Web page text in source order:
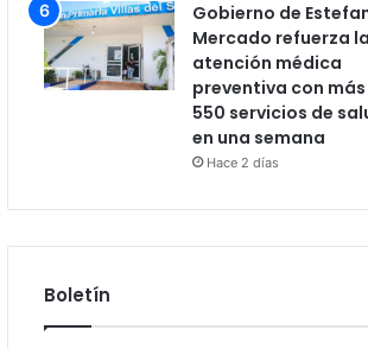
Gobierno de
Mercado refuerza la
atención médica
preventiva con más
550 servicios de
en una semana
Hace 2 días
Boletín